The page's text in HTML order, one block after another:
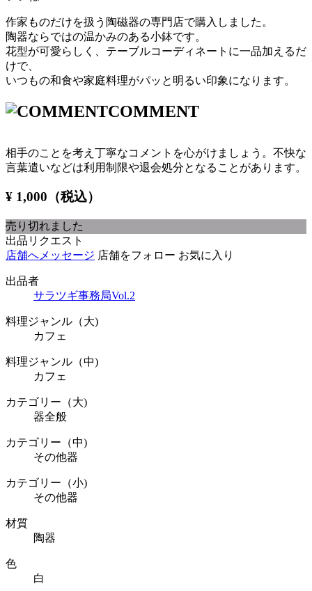
作家ものだけを扱う陶磁器の専門店で購入しました。
陶器ならではの温かみのある小鉢です。
花型が可愛らしく、テーブルコーディネートに一品加えるだ
けで、
いつもの和食や家庭料理がパッと明るい印象になります。
COMMENT
相手のことを考え丁寧なコメントを心がけましょう。不快な
言葉遣いなどは利用制限や退会処分となることがあります。
¥ 1,000 （税込）
売り切れました
出品リクエスト
店舗へメッセージ 店舗をフォロー お気に入り
出品者
サラツギ事務局Vol.2
料理ジャンル（大)
カフェ
料理ジャンル（中)
カフェ
カテゴリー（大)
器全般
カテゴリー（中)
その他器
カテゴリー（小)
その他器
材質
陶器
色
白